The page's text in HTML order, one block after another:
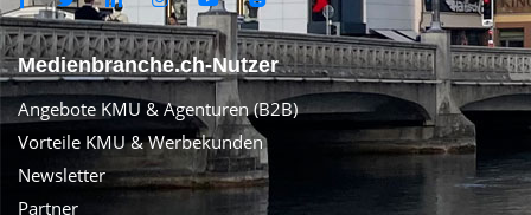
Medienbranche.ch-Nutzer
Angebote KMU & Agenturen (B2B)
Vorteile KMU & Werbekunden
Newsletter
Partner